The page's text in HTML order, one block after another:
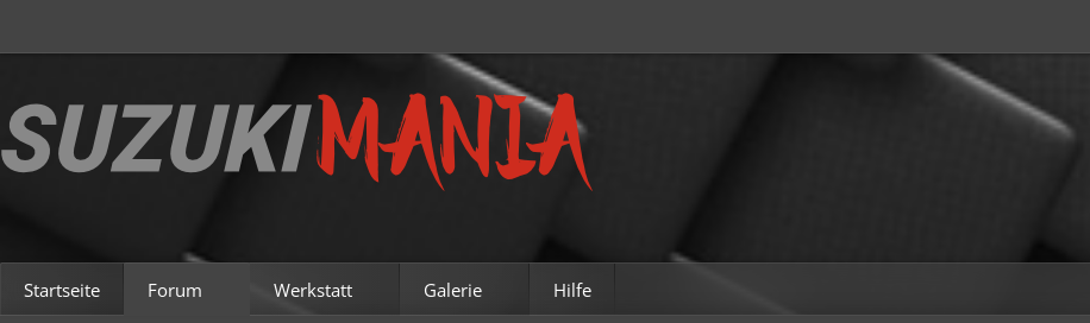
Startseite Forum Werkstatt Galerie Hilfe